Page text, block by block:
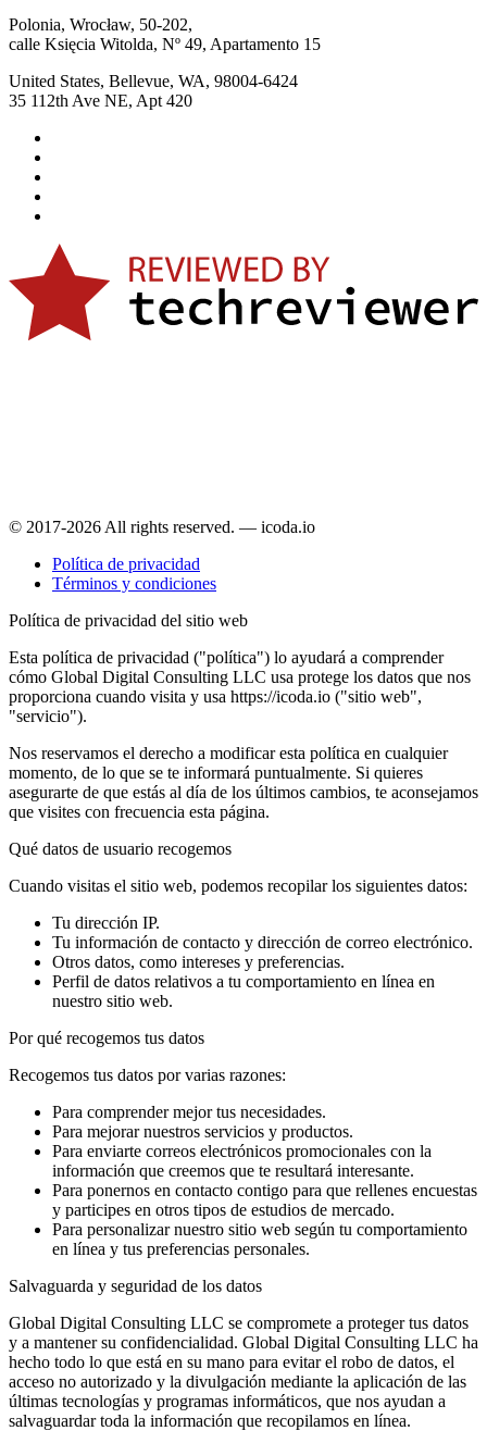
Polonia, Wrocław, 50-202,
calle Księcia Witolda, Nº 49, Apartamento 15
United States, Bellevue, WA, 98004-6424
35 112th Ave NE, Apt 420
© 2017-2026 All rights reserved. — icoda.io
Política de privacidad
Términos y condiciones
Política de privacidad del sitio web
Esta política de privacidad ("política") lo ayudará a comprender
cómo Global Digital Consulting LLC usa protege los datos que nos
proporciona cuando visita y usa https://icoda.io ("sitio web",
"servicio").
Nos reservamos el derecho a modificar esta política en cualquier
momento, de lo que se te informará puntualmente. Si quieres
asegurarte de que estás al día de los últimos cambios, te aconsejamos
que visites con frecuencia esta página.
Qué datos de usuario recogemos
Cuando visitas el sitio web, podemos recopilar los siguientes datos:
Tu dirección IP.
Tu información de contacto y dirección de correo electrónico.
Otros datos, como intereses y preferencias.
Perfil de datos relativos a tu comportamiento en línea en
nuestro sitio web.
Por qué recogemos tus datos
Recogemos tus datos por varias razones:
Para comprender mejor tus necesidades.
Para mejorar nuestros servicios y productos.
Para enviarte correos electrónicos promocionales con la
información que creemos que te resultará interesante.
Para ponernos en contacto contigo para que rellenes encuestas
y participes en otros tipos de estudios de mercado.
Para personalizar nuestro sitio web según tu comportamiento
en línea y tus preferencias personales.
Salvaguarda y seguridad de los datos
Global Digital Consulting LLC se compromete a proteger tus datos
y a mantener su confidencialidad. Global Digital Consulting LLC ha
hecho todo lo que está en su mano para evitar el robo de datos, el
acceso no autorizado y la divulgación mediante la aplicación de las
últimas tecnologías y programas informáticos, que nos ayudan a
salvaguardar toda la información que recopilamos en línea.